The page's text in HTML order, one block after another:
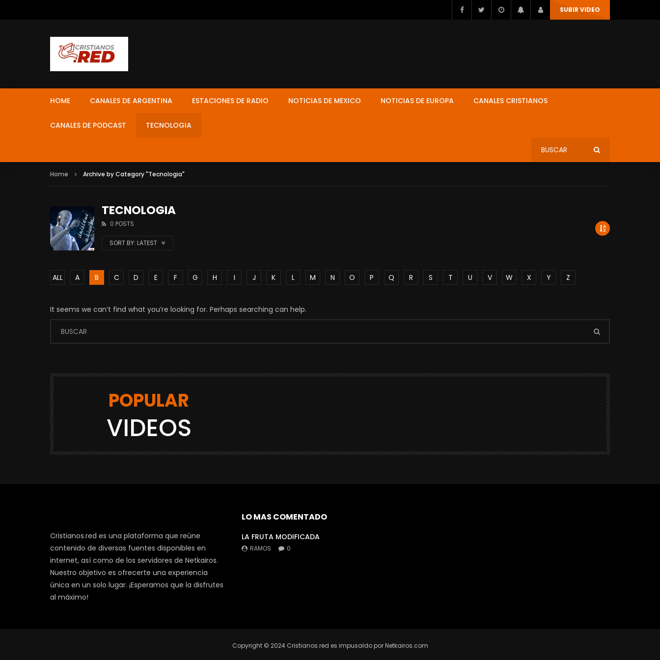
SUBIR VIDEO
HOME CANALES DE ARGENTINA ESTACIONES DE RADIO NOTICIAS DE MEXICO NOTICIAS DE EUROPA CANALES CRISTIANOS
CANALES DE PODCAST TECNOLOGIA
Home Archive by Category "Tecnologia"
TECNOLOGIA
0 POSTS
SORT BY: LATEST
ALL A B C D E F G H I J K L M N O P Q R S T U V W X Y Z
It seems we can’t find what you’re looking for. Perhaps searching can help.
POPULAR
VIDEOS
Cristianos.red es una plataforma que reúne
contenido de diversas fuentes disponibles en
internet, así como de los servidores de Netkairos.
Nuestro objetivo es ofrecerte una experiencia
única en un solo lugar. ¡Esperamos que la disfrutes
al máximo!
LO MAS COMENTADO
LA FRUTA MODIFICADA
RAMOS 0
Copyright © 2024 Cristianos.red es impusaldo por Netkairos.com